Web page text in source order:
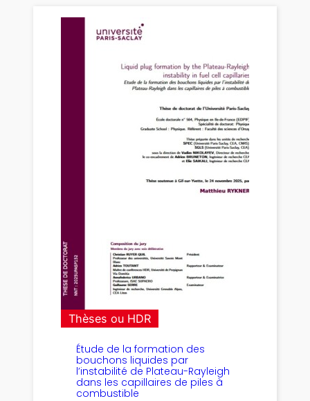
Thèses ou HDR
Étude de la formation des
bouchons liquides par
l’instabilité de Plateau-Rayleigh
dans les capillaires de piles à
combustible